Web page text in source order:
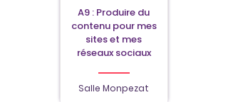
A9 : Produire du
contenu pour mes
sites et mes
réseaux sociaux
Salle Monpezat